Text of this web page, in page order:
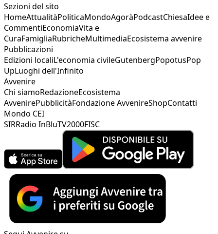
Sezioni del sito
HomeAttualitàPoliticaMondoAgoràPodcastChiesaIdee e
CommentiEconomiaVita e
CuraFamigliaRubricheMultimediaEcosistema avvenire
Pubblicazioni
Edizioni localiL'economia civileGutenbergPopotusPop
UpLuoghi dell'Infinito
Avvenire
Chi siamoRedazioneEcosistema
AvvenirePubblicitàFondazione AvvenireShopContatti
Mondo CEI
SIRRadio InBluTV2000FISC